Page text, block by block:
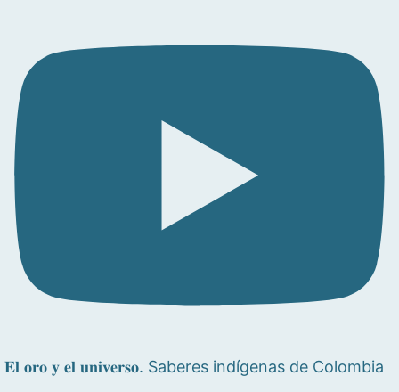
𝐄𝐥 𝐨𝐫𝐨 𝐲 𝐞𝐥 𝐮𝐧𝐢𝐯𝐞𝐫𝐬𝐨. Saberes indígenas de Colombia